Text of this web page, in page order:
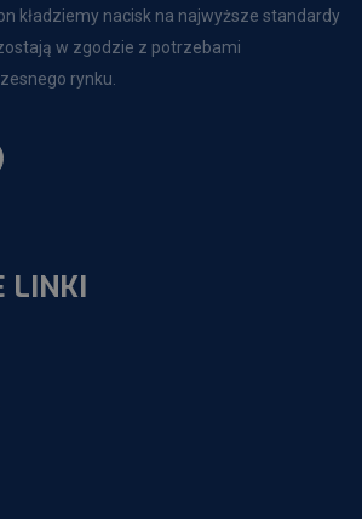
kładziemy nacisk na najwyższe standardy
w zgodzie z potrzebami
rynku.
LINKI